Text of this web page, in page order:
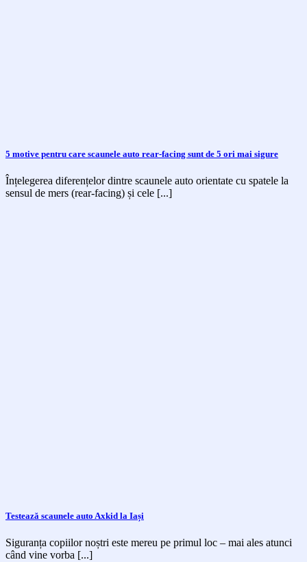
5 motive pentru care scaunele auto rear-facing sunt de 5 ori mai sigure
Înțelegerea diferențelor dintre scaunele auto orientate cu spatele la
sensul de mers (rear-facing) și cele [...]
Testează scaunele auto Axkid la Iași
Siguranța copiilor noștri este mereu pe primul loc – mai ales atunci
când vine vorba [...]